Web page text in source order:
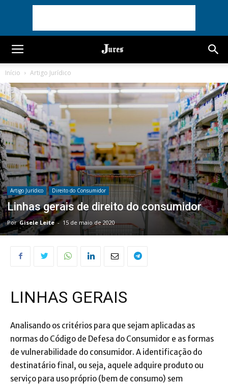
Início Artigo Jurídico
Artigo Jurídico Direito do Consumidor
Linhas gerais de direito do consumidor
Por Gisele Leite - 15 de maio de 2020
LINHAS GERAIS
Analisando os critérios para que sejam aplicadas as
normas do Código de Defesa do Consumidor e as formas
de vulnerabilidade do consumidor. A identificação do
destinatário final, ou seja, aquele adquire produto ou
serviço para uso próprio (bem de consumo) sem